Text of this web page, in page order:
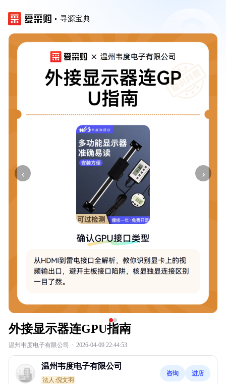
寻源宝典
‹ ›
外接显示器连GPU指南
温州韦度电子有限公司 · 2026-04-09 22:44:53
温州韦度电子有限公司
法人:倪文羽
咨询 进店